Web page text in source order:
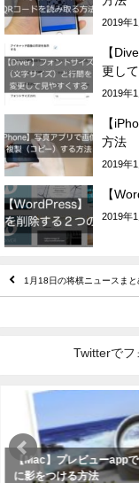
2019年
【
更し
2019年
【
方法
2019年
【
2019年
1月18日の将棋ニュースまと
Twitterでフ
ューappでテキスト
法